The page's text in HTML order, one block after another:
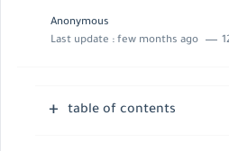
Anonymous
Last update : few months ago
table of contents